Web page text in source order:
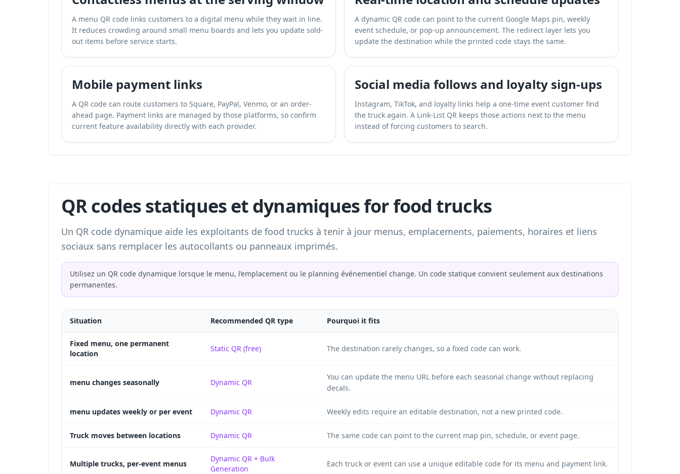
A menu QR code links customers to a digital menu while they wait in line.
It reduces crowding around small menu boards and lets you update sold-
out items before service starts.
A dynamic QR code can point to the current Google Maps pin, weekly
event schedule, or pop-up announcement. The redirect layer lets you
update the destination while the printed code stays the same.
Mobile payment links
A QR code can route customers to Square, PayPal, Venmo, or an order-
ahead page. Payment links are managed by those platforms, so confirm
current feature availability directly with each provider.
Social media follows and loyalty sign-ups
Instagram, TikTok, and loyalty links help a one-time event customer find
the truck again. A Link-List QR keeps those actions next to the menu
instead of forcing customers to search.
QR codes statiques et dynamiques for food trucks
Un QR code dynamique aide les exploitants de food trucks à tenir à jour menus, emplacements, paiements, horaires et liens
sociaux sans remplacer les autocollants ou panneaux imprimés.
Utilisez un QR code dynamique lorsque le menu, l’emplacement ou le planning événementiel change. Un code statique convient seulement aux destinations
permanentes.
Situation Recommended QR type Pourquoi it fits
Fixed menu, one permanent
location
Static QR (free) The destination rarely changes, so a fixed code can work.
menu changes seasonally Dynamic QR
You can update the menu URL before each seasonal change without replacing
decals.
menu updates weekly or per event Dynamic QR Weekly edits require an editable destination, not a new printed code.
Truck moves between locations Dynamic QR The same code can point to the current map pin, schedule, or event page.
Multiple trucks, per-event menus
Dynamic QR + Bulk
Generation
Each truck or event can use a unique editable code for its menu and payment link.